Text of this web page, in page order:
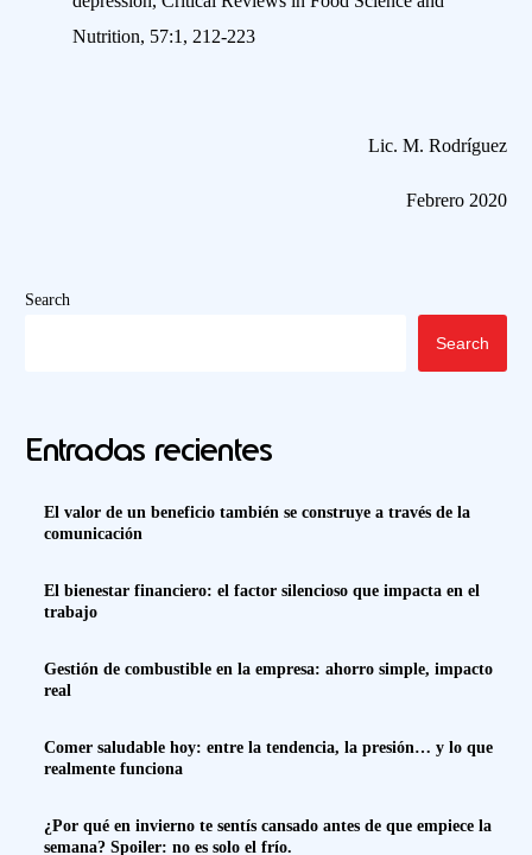
Nutrition, 57:1, 212-223
Lic. M. Rodríguez
Febrero 2020
Search
Search
Entradas recientes
El valor de un beneficio también se construye a través de la
comunicación
El bienestar financiero: el factor silencioso que impacta en el
trabajo
Gestión de combustible en la empresa: ahorro simple, impacto
real
Comer saludable hoy: entre la tendencia, la presión… y lo que
realmente funciona
¿Por qué en invierno te sentís cansado antes de que empiece la
semana? Spoiler: no es solo el frío.